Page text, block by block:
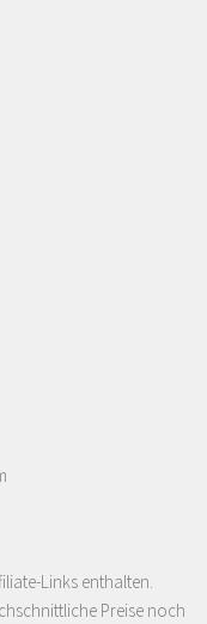
Links enthalten.
Preise noch